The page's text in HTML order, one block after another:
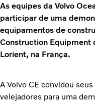
As equipes da Volvo
participar de uma
equipamentos de
Construction Equipment
Lorient, na França.
A Volvo CE convidou
velejadores para uma